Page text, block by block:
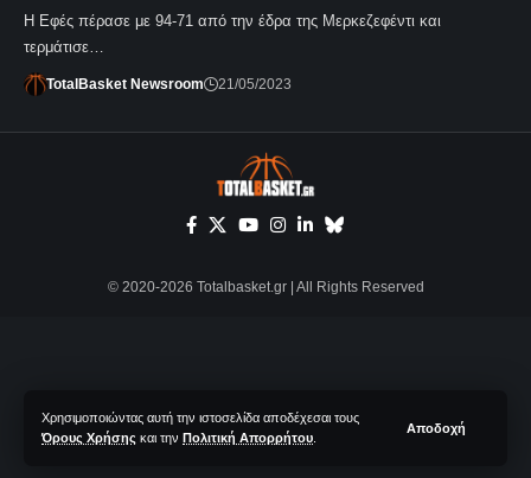
Χρησιμοποιώντας αυτή την ιστοσελίδα αποδέχεσαι τους
Όρους Χρήσης και την Πολιτική Απορρήτου
Αποδοχή
Η Εφές πέρασε με 94-71 από την έδρα της Μερκεζεφέντι και
τερμάτισε…
TotalBasket Newsroom 21/05/2023
© 2020-2026 Totalbasket.gr | All Rights Reserved